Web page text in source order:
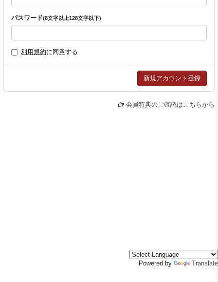
パスワード(8文字以上128文字以下)
利用規約に同意する
会員特典のご確認はこちらから
Powered by Translate